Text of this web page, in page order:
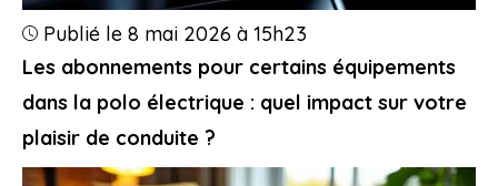
Les abonnements pour certains équipements
dans la polo électrique : quel impact sur votre
plaisir de conduite ?
Publié le 8 mai 2026 à 15h23